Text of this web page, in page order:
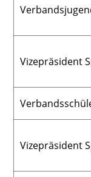
Vizepräsident
Vizepräsident